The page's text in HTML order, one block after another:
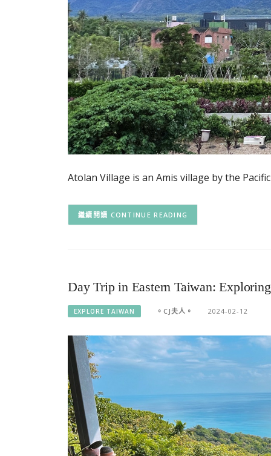
Atolan Village is an Amis village by the
CONTINUE READING
Day Trip in Eastern Taiwan:
EXPLORE TAIWAN 。CJ夫人。 2024-02-12